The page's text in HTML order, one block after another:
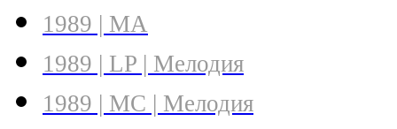
1989 | МА
1989 | LP | Мелодия
1989 | MC | Мелодия